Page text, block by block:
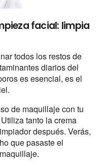
facial: limpia
todos los restos de
diarios del
es esencial, es el
de maquillaje con tu
tanto la crema
después. Verás,
que pasaste el